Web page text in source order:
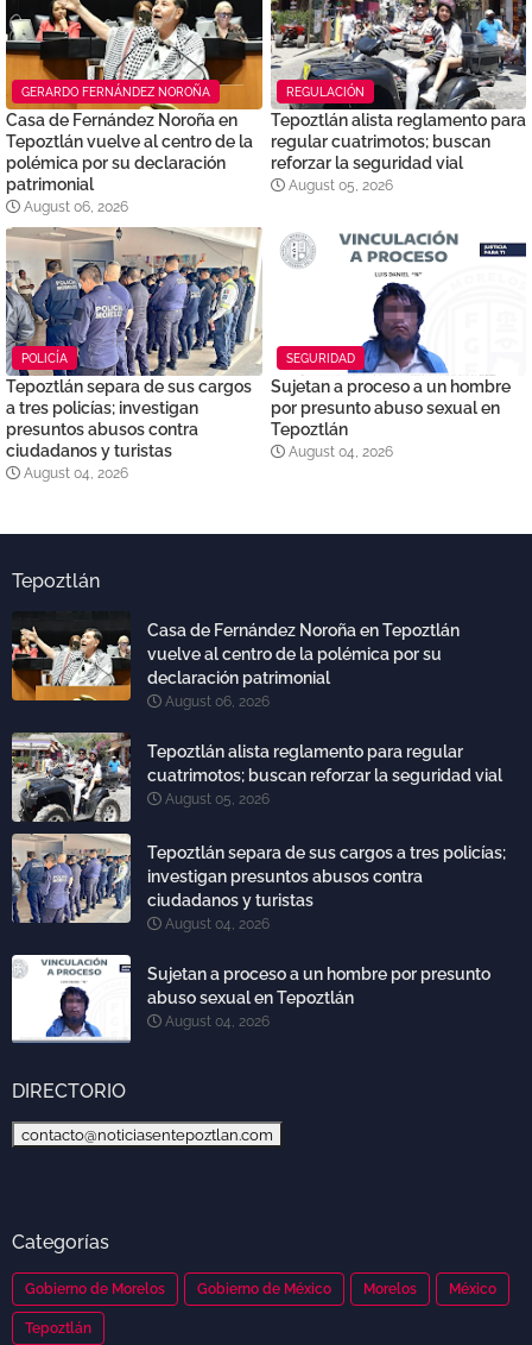
GERARDO FERNÁNDEZ NOROÑA
Casa de Fernández Noroña en
Tepoztlán vuelve al centro de la
polémica por su declaración
patrimonial
August 06, 2026
REGULACIÓN
Tepoztlán alista reglamento para
regular cuatrimotos; buscan
reforzar la seguridad vial
August 05, 2026
POLICÍA
Tepoztlán separa de sus cargos
a tres policías; investigan
presuntos abusos contra
ciudadanos y turistas
August 04, 2026
SEGURIDAD
Sujetan a proceso a un hombre
por presunto abuso sexual en
Tepoztlán
August 04, 2026
Tepoztlán
Casa de Fernández Noroña en Tepoztlán
vuelve al centro de la polémica por su
declaración patrimonial
August 06, 2026
Tepoztlán alista reglamento para regular
cuatrimotos; buscan reforzar la seguridad vial
August 05, 2026
Tepoztlán separa de sus cargos a tres policías;
investigan presuntos abusos contra
ciudadanos y turistas
August 04, 2026
Sujetan a proceso a un hombre por presunto
abuso sexual en Tepoztlán
August 04, 2026
DIRECTORIO
contacto@noticiasentepoztlan.com
Categorías
Gobierno de Morelos Gobierno de México Morelos México
Tepoztlán